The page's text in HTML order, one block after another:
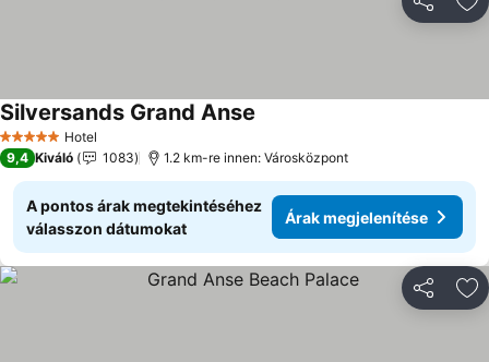
5 KategóriaHotel
Silversands Grand Anse
9,4 Kiváló 1083 1.2 km-re innen: Városközpont
A pontos árak megtekintéséhez
válasszon dátumokat
Árak megjelenítése